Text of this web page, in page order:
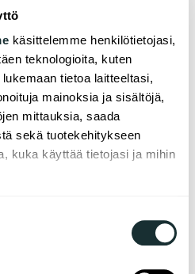
käsittelemme henkilötietojasi,
teknologioita, kuten
tietoa laitteeltasi,
mainoksia ja sisältöjä,
mittauksia, saada
sekä tuotekehitykseen
kuka käyttää tietojasi ja mihin
sijainnistasi,
kaksi kylpyhuonetta,
onnellinen.
ja myös erittäin
ja vaatehuoneessa.
tosin olohuone-keittiö
mutta merinäköala on
asunnossa, iloitsee
uuden työn
Niko puolestaan käy
markkinoita ja kun ilmoitus
tuli, laitoin saman tien